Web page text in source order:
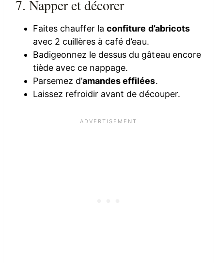
7. Napper et décorer
Faites chauffer laconfiture d’abricots
avec 2 cuillères à café d’eau.
Badigeonnez le dessus du gâteau encore
tiède avec ce nappage.
Parsemez d’amandes effilées.
Laissez refroidir avant de découper.